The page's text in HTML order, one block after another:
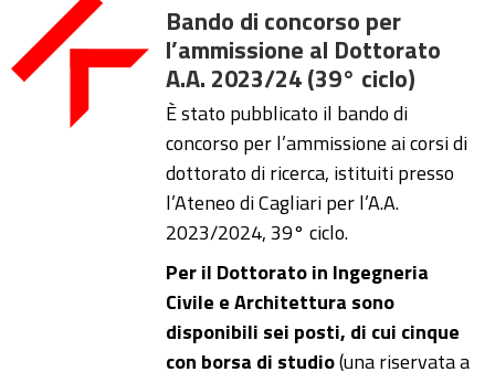
Bando di concorso per
l’ammissione al Dottorato
A.A. 2023/24 (39° ciclo)
È stato pubblicato il bando di
concorso per l’ammissione ai corsi di
dottorato di ricerca, istituiti presso
l’Ateneo di Cagliari per l’A.A.
2023/2024, 39° ciclo.
Per il Dottorato in Ingegneria
Civile e Architettura sono
disponibili sei posti, di cui cinque
con borsa di studio(una riservata a